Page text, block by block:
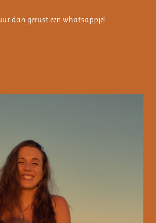
dan gerust een whatsappje!